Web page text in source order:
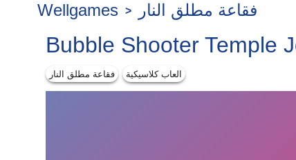
Wellgames فقاعة مطلق النار
Bubble Shooter Temple
فقاعة مطلق النار العاب كلاسيكية